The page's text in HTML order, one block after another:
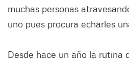
muchas personas
uno pues procura echarles
Desde hace un año la rutina